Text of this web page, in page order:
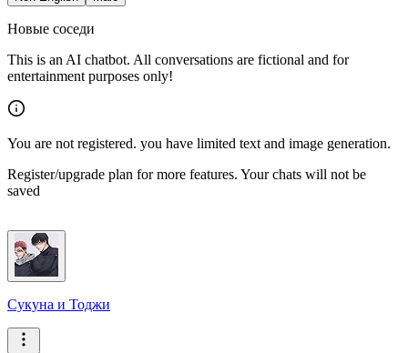
Новые соседи
This is an AI chatbot. All conversations are fictional and for
entertainment purposes only!
You are not registered. you have limited text and image generation.
Register/upgrade plan for more features. Your chats will not be
saved
Сукуна и Тоджи